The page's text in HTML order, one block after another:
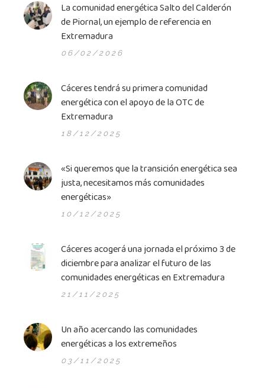
La comunidad energética Salto del Calderón
de Piornal, un ejemplo de referencia en
Extremadura
06/02/2026
Cáceres tendrá su primera comunidad
energética con el apoyo de la OTC de
Extremadura
18/12/2025
«Si queremos que la transición energética sea
justa, necesitamos más comunidades
energéticas»
10/12/2025
Cáceres acogerá una jornada el próximo 3 de
diciembre para analizar el futuro de las
comunidades energéticas en Extremadura
21/11/2025
Un año acercando las comunidades
energéticas a los extremeños
03/11/2025